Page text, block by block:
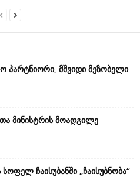
პარტნიორი, მშვიდი მეზობელი
მინისტრის მოადგილე
ჩაისუბანში „ჩაისუბნობა“